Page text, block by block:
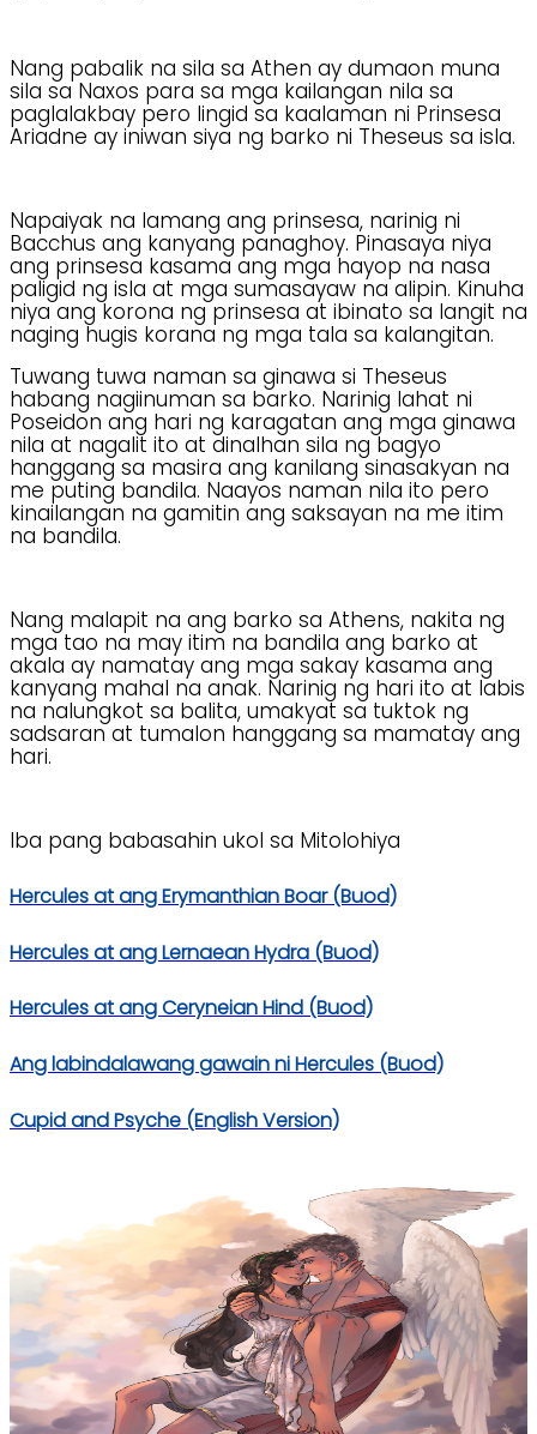
Nang pabalik na sila sa Athen ay dumaon muna
sila sa Naxos para sa mga kailangan nila sa
paglalakbay pero lingid sa kaalaman ni Prinsesa
Ariadne ay iniwan siya ng barko ni Theseus sa isla.
Napaiyak na lamang ang prinsesa, narinig ni
Bacchus ang kanyang panaghoy. Pinasaya niya
ang prinsesa kasama ang mga hayop na nasa
paligid ng isla at mga sumasayaw na alipin. Kinuha
niya ang korona ng prinsesa at ibinato sa langit na
naging hugis korana ng mga tala sa kalangitan.
Tuwang tuwa naman sa ginawa si Theseus
habang nagiinuman sa barko. Narinig lahat ni
Poseidon ang hari ng karagatan ang mga ginawa
nila at nagalit ito at dinalhan sila ng bagyo
hanggang sa masira ang kanilang sinasakyan na
me puting bandila. Naayos naman nila ito pero
kinailangan na gamitin ang saksayan na me itim
na bandila.
Nang malapit na ang barko sa Athens, nakita ng
mga tao na may itim na bandila ang barko at
akala ay namatay ang mga sakay kasama ang
kanyang mahal na anak. Narinig ng hari ito at labis
na nalungkot sa balita, umakyat sa tuktok ng
sadsaran at tumalon hanggang sa mamatay ang
hari.
Iba pang babasahin ukol sa Mitolohiya
Hercules at ang Erymanthian Boar (Buod)
Hercules at ang Lernaean Hydra (Buod)
Hercules at ang Ceryneian Hind (Buod)
Ang labindalawang gawain ni Hercules (Buod)
Cupid and Psyche (English Version)